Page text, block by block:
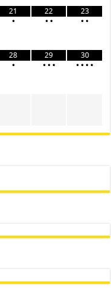
21
•
22
• •
23
• •
28
•
29
• • •
30
• • • •